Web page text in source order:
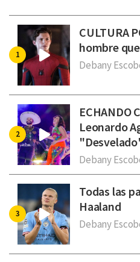
CULTURA
hombre
Debany
ECHANDO
Leonardo
Debany
Todas las
Haaland
Debany